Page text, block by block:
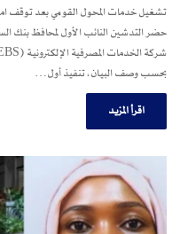
حضر التدشين النائب الأول لمحافظ بنك
بحسب وصف البيان، تنفيذ أول…
اقرأ المزيد